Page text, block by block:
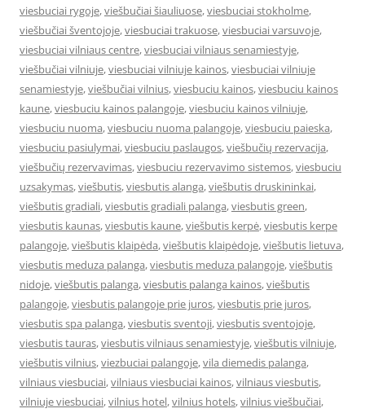
viesbuciai rygoje,viešbučiai šiauliuose,viesbuciai stokholme,
viešbučiai šventojoje,viesbuciai trakuose,viesbuciai varsuvoje,
viesbuciai vilniaus centre,viesbuciai vilniaus senamiestyje,
viešbučiai vilniuje,viesbuciai vilniuje kainos,viesbuciai vilniuje
senamiestyje,viešbučiai vilnius,viesbuciu kainos,viesbuciu kainos
kaune,viesbuciu kainos palangoje,viesbuciu kainos vilniuje,
viesbuciu nuoma,viesbuciu nuoma palangoje,viesbuciu paieska,
viesbuciu pasiulymai,viesbuciu paslaugos,viešbučių rezervacija,
viešbučių rezervavimas,viesbuciu rezervavimo sistemos,viesbuciu
uzsakymas,viešbutis,viesbutis alanga,viešbutis druskininkai,
viešbutis gradiali,viesbutis gradiali palanga,viesbutis green,
viesbutis kaunas,viesbutis kaune,viešbutis kerpė,viesbutis kerpe
palangoje,viešbutis klaipėda,viešbutis klaipėdoje,viešbutis lietuva,
viesbutis meduza palanga,viesbutis meduza palangoje,viešbutis
nidoje,viešbutis palanga,viesbutis palanga kainos,viešbutis
palangoje,viesbutis palangoje prie juros,viesbutis prie juros,
viesbutis spa palanga,viesbutis sventoji,viesbutis sventojoje,
viesbutis tauras,viesbutis vilniaus senamiestyje,viešbutis vilniuje,
viešbutis vilnius,viezbuciai palangoje,vila diemedis palanga,
vilniaus viesbuciai,vilniaus viesbuciai kainos,vilniaus viesbutis,
vilniuje viesbuciai,vilnius hotel,vilnius hotels,vilnius viešbučiai,